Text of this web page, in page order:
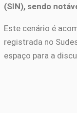
(SIN), sendo
Este cenário é
registrada no
espaço para a